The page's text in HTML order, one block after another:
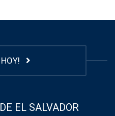
HOY!
EL SALVADOR